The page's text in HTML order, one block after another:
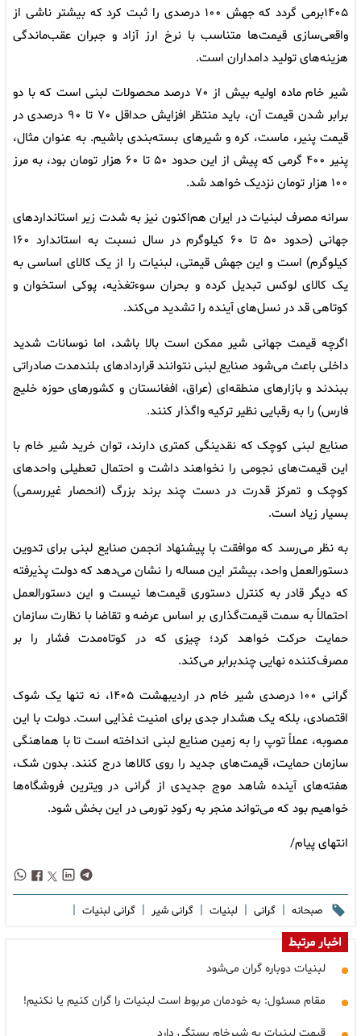
۱۴۰۵برمی گردد که جهش ۱۰۰ درصدی را ثبت کرد که بیشتر ناشی از
واقعی‌سازی قیمت‌ها متناسب با نرخ ارز آزاد و جبران عقب‌ماندگی
هزینه‌های تولید دامداران است.
شیر خام ماده اولیه بیش از ۷۰ درصد محصولات لبنی است که با دو
برابر شدن قیمت آن، باید منتظر افزایش حداقل ۷۰ تا ۹۰ درصدی در
قیمت پنیر، ماست، کره و شیرهای بسته‌بندی باشیم. به عنوان مثال،
پنیر ۴۰۰ گرمی که پیش از این حدود ۵۰ تا ۶۰ هزار تومان بود، به مرز
۱۰۰ هزار تومان نزدیک خواهد شد.
سرانه مصرف لبنیات در ایران هم‌اکنون نیز به شدت زیر استانداردهای
جهانی (حدود ۵۰ تا ۶۰ کیلوگرم در سال نسبت به استاندارد ۱۶۰
کیلوگرم) است و این جهش قیمتی، لبنیات را از یک کالای اساسی به
یک کالای لوکس تبدیل کرده و بحران سوءتغذیه، پوکی استخوان و
کوتاهی قد در نسل‌های آینده را تشدید می‌کند.
اگرچه قیمت جهانی شیر ممکن است بالا باشد، اما نوسانات شدید
داخلی باعث می‌شود صنایع لبنی نتوانند قراردادهای بلندمدت صادراتی
ببندند و بازارهای منطقه‌ای (عراق، افغانستان و کشورهای حوزه خلیج
فارس) را به رقبایی نظیر ترکیه واگذار کنند.
صنایع لبنی کوچک که نقدینگی کمتری دارند، توان خرید شیر خام با
این قیمت‌های نجومی را نخواهند داشت و احتمال تعطیلی واحدهای
کوچک و تمرکز قدرت در دست چند برند بزرگ (انحصار غیررسمی)
بسیار زیاد است.
به نظر می‌رسد که موافقت با پیشنهاد انجمن صنایع لبنی برای تدوین
دستورالعمل واحد، بیشتر این مساله را نشان می‌دهد که دولت پذیرفته
که دیگر قادر به کنترل دستوری قیمت‌ها نیست و این دستورالعمل
احتمالاً به سمت قیمت‌گذاری بر اساس عرضه و تقاضا با نظارت سازمان
حمایت حرکت خواهد کرد؛ چیزی که در کوتاه‌مدت فشار را بر
مصرف‌کننده نهایی چندبرابر می‌کند.
گرانی ۱۰۰ درصدی شیر خام در اردیبهشت ۱۴۰۵، نه تنها یک شوک
اقتصادی، بلکه یک هشدار جدی برای امنیت غذایی است. دولت با این
مصوبه، عملاً توپ را به زمین صنایع لبنی انداخته است تا با هماهنگی
سازمان حمایت، قیمت‌های جدید را روی کالاها درج کنند. بدون شک،
هفته‌های آینده شاهد موج جدیدی از گرانی در ویترین فروشگاه‌ها
خواهیم بود که می‌تواند منجر به رکودِ تورمی در این بخش شود.
انتهای پیام/
صبحانه | گرانی | لبنیات | گرانی شیر | گرانی لبنیات |
اخبار مرتبط
لبنیات دوباره گران می‌شود
مقام مسئول: به خودمان مربوط است لبنیات را گران کنیم یا نکنیم!